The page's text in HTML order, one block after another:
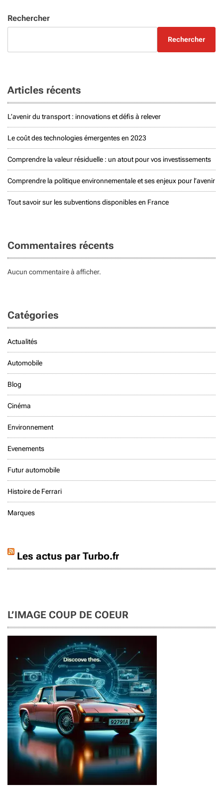
Rechercher
Rechercher
Articles récents
L’avenir du transport : innovations et défis à relever
Le coût des technologies émergentes en 2023
Comprendre la valeur résiduelle : un atout pour vos investissements
Comprendre la politique environnementale et ses enjeux pour l’avenir
Tout savoir sur les subventions disponibles en France
Commentaires récents
Aucun commentaire à afficher.
Catégories
Actualités
Automobile
Blog
Cinéma
Environnement
Evenements
Futur automobile
Histoire de Ferrari
Marques
Les actus par Turbo.fr
L’IMAGE COUP DE COEUR